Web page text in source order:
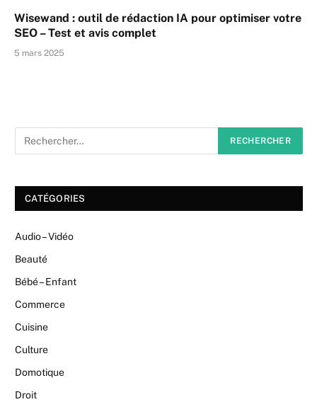
Wisewand : outil de rédaction IA pour optimiser votre
SEO – Test et avis complet
5 mars 2025
CATÉGORIES
Audio – Vidéo
Beauté
Bébé – Enfant
Commerce
Cuisine
Culture
Domotique
Droit